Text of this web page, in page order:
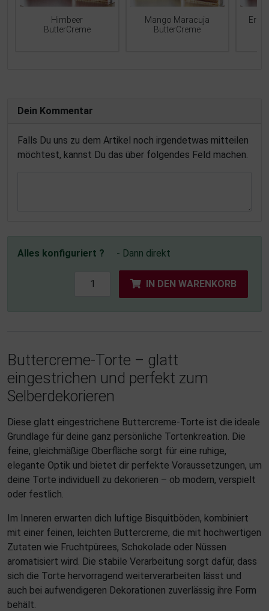
Himbeer
ButterCreme
Mango Maracuja
ButterCreme
Dein Kommentar
Falls Du uns zu dem Artikel noch irgendetwas mitteilen
möchtest, kannst Du das über folgendes Feld machen.
Alles konfiguriert ? - Dann direkt
IN DEN WARENKORB
Buttercreme-Torte – glatt
eingestrichen und perfekt zum
Selberdekorieren
Diese glatt eingestrichene Buttercreme-Torte ist die ideale
Grundlage für deine ganz persönliche Tortenkreation. Die
feine, gleichmäßige Oberfläche sorgt für eine ruhige,
elegante Optik und bietet dir perfekte Voraussetzungen, um
deine Torte individuell zu dekorieren – ob modern, verspielt
oder festlich.
Im Inneren erwarten dich luftige Bisquitböden, kombiniert
mit einer feinen, leichten Buttercreme, die mit hochwertigen
Zutaten wie Fruchtpürees, Schokolade oder Nüssen
aromatisiert wird. Die stabile Verarbeitung sorgt dafür, dass
sich die Torte hervorragend weiterverarbeiten lässt und
auch bei aufwendigeren Dekorationen zuverlässig ihre Form
behält.